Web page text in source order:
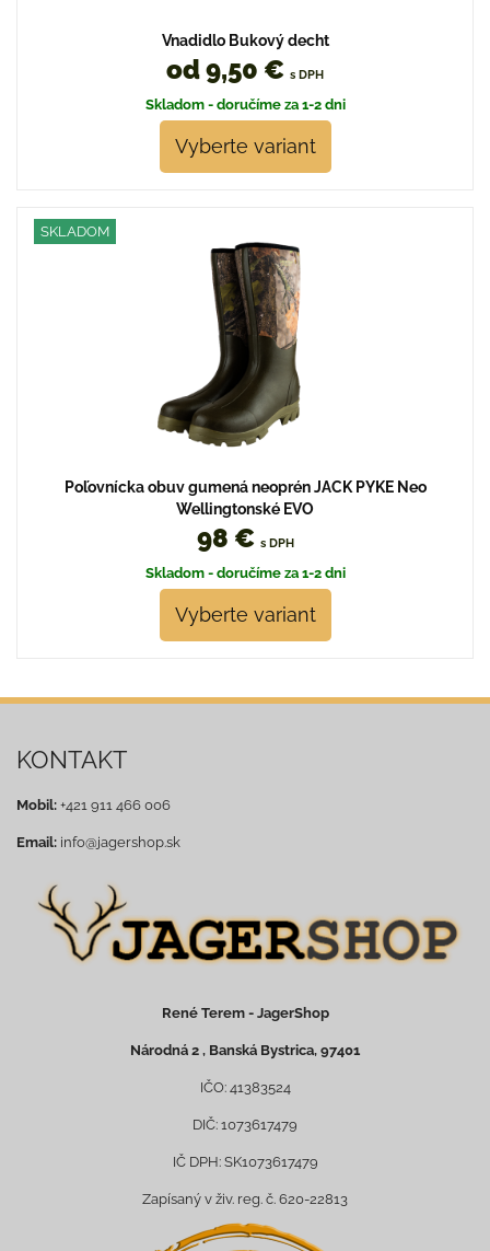
Vnadidlo Bukový decht
od 9,50 € s DPH
Skladom - doručíme za 1-2 dni
Vyberte variant
SKLADOM
Poľovnícka obuv gumená neoprén JACK PYKE Neo
Wellingtonské EVO
98 € s DPH
Skladom - doručíme za 1-2 dni
Vyberte variant
KONTAKT
Mobil: +421 911 466 006
Email: info@jagershop.sk
René Terem - JagerShop
Národná 2 , Banská Bystrica, 97401
IČO: 41383524
DIČ: 1073617479
IČ DPH: SK1073617479
Zapísaný v živ. reg. č. 620-22813